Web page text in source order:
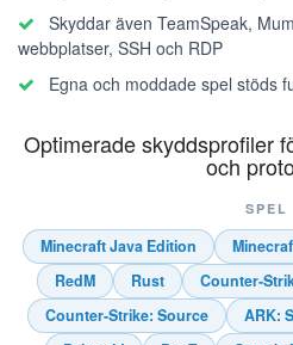
Skyddar även TeamSpeak,
webbplatser, SSH och RDP
Egna och moddade spel stöds
Optimerade skyddsprofiler
och
SPEL
Minecraft Java Edition
RedM
Rust Counter-
Counter-Strike: Source
ARK: